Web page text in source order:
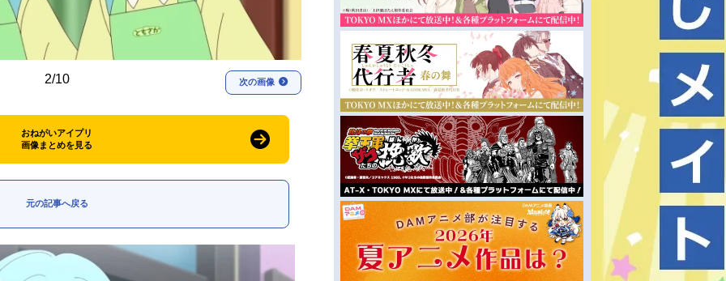
2/10 次の画像
おねがいアイプリ
画像まとめを見る
元の記事へ戻る